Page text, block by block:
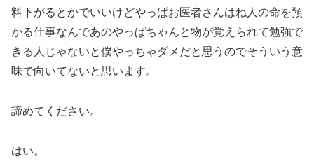
料下がるとかでいいけどやっぱお医者さんはね人の命を預
かる仕事なんであのやっぱちゃんと物が覚えられて勉強で
きる人じゃないと僕やっちゃダメだと思うのでそういう意
味で向いてないと思います。
諦めてください。
はい。